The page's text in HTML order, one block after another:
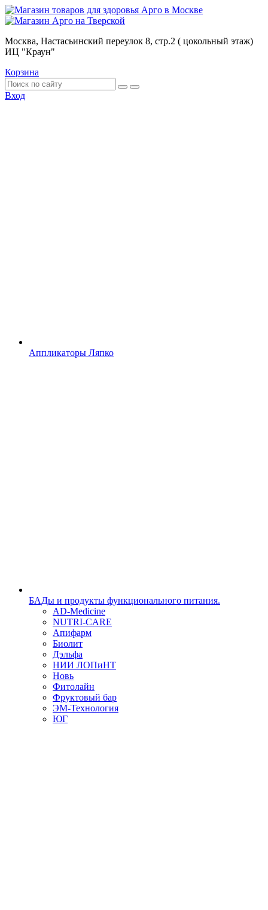
Москва, Настасьинский переулок 8, стр.2 ( цокольный этаж)
ИЦ "Краун"
Корзина
Вход
Аппликаторы Ляпко
БАДы и продукты функционального питания.
AD-Medicine
NUTRI-CARE
Апифарм
Биолит
Дэльфа
НИИ ЛОПиНТ
Новь
Фитолайн
Фруктовый бар
ЭМ-Технология
ЮГ